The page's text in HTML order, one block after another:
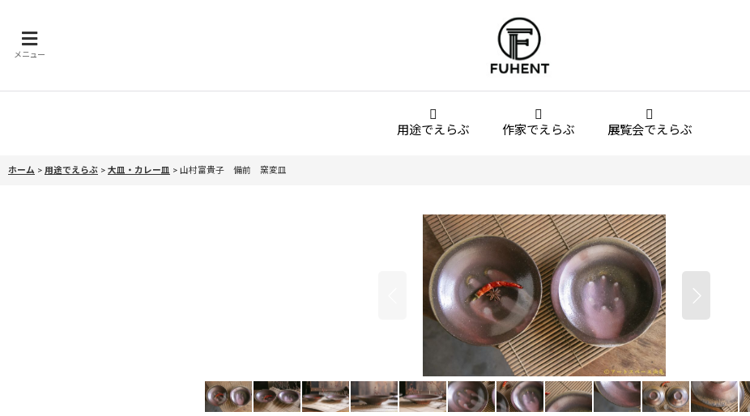
メニュー
用途でえらぶ 作家でえらぶ 展覧会でえらぶ
ホーム > 用途でえらぶ > 大皿・カレー皿 > 山村富貴子 備前 窯変皿